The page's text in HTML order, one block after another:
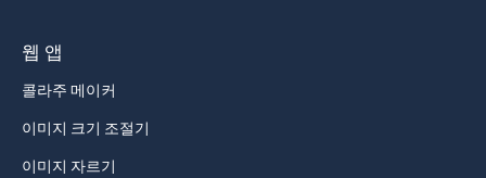
웹 앱
콜라주 메이커
이미지 크기 조절기
이미지 자르기